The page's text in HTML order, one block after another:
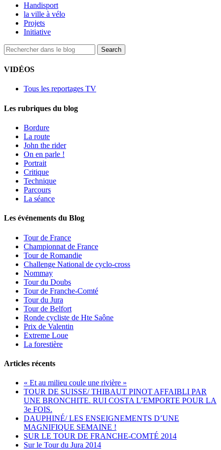
Handisport
la ville à vélo
Projets
Initiative
VIDÉOS
Tous les reportages TV
Les rubriques du blog
Bordure
La route
John the rider
On en parle !
Portrait
Critique
Technique
Parcours
La séance
Les événements du Blog
Tour de France
Championnat de France
Tour de Romandie
Challenge National de cyclo-cross
Nommay
Tour du Doubs
Tour de Franche-Comté
Tour du Jura
Tour de Belfort
Ronde cycliste de Hte Saône
Prix de Valentin
Extreme Loue
La forestière
Articles récents
« Et au milieu coule une rivière »
TOUR DE SUISSE/ THIBAUT PINOT AFFAIBLI PAR
UNE BRONCHITE. RUI COSTA L’EMPORTE POUR LA
3e FOIS.
DAUPHINÉ/ LES ENSEIGNEMENTS D’UNE
MAGNIFIQUE SEMAINE !
SUR LE TOUR DE FRANCHE-COMTÉ 2014
Sur le Tour du Jura 2014